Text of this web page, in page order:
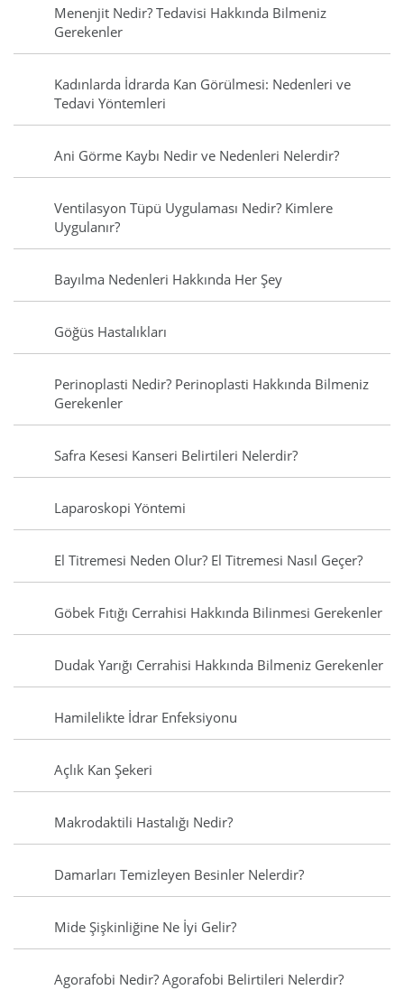
Menenjit Nedir? Tedavisi Hakkında Bilmeniz
Gerekenler
Kadınlarda İdrarda Kan Görülmesi: Nedenleri ve
Tedavi Yöntemleri
Ani Görme Kaybı Nedir ve Nedenleri Nelerdir?
Ventilasyon Tüpü Uygulaması Nedir? Kimlere
Uygulanır?
Bayılma Nedenleri Hakkında Her Şey
Göğüs Hastalıkları
Perinoplasti Nedir? Perinoplasti Hakkında Bilmeniz
Gerekenler
Safra Kesesi Kanseri Belirtileri Nelerdir?
Laparoskopi Yöntemi
El Titremesi Neden Olur? El Titremesi Nasıl Geçer?
Göbek Fıtığı Cerrahisi Hakkında Bilinmesi Gerekenler
Dudak Yarığı Cerrahisi Hakkında Bilmeniz Gerekenler
Hamilelikte İdrar Enfeksiyonu
Açlık Kan Şekeri
Makrodaktili Hastalığı Nedir?
Damarları Temizleyen Besinler Nelerdir?
Mide Şişkinliğine Ne İyi Gelir?
Agorafobi Nedir? Agorafobi Belirtileri Nelerdir?